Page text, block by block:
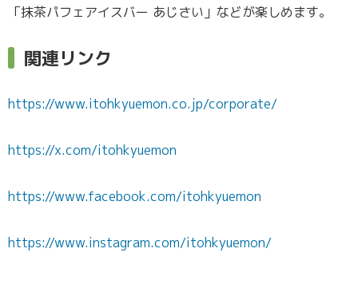
「抹茶パフェアイスバー あじさい」などが楽しめます。
関連リンク
https://www.itohkyuemon.co.jp/corporate/
https://x.com/itohkyuemon
https://www.facebook.com/itohkyuemon
https://www.instagram.com/itohkyuemon/